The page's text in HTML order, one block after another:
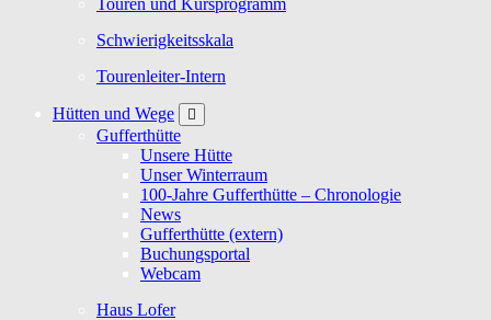
Touren und Kursprogramm
Schwierigkeitsskala
Tourenleiter-Intern
Hütten und Wege
Gufferthütte
Unsere Hütte
Unser Winterraum
100-Jahre Gufferthütte – Chronologie
News
Gufferthütte (extern)
Buchungsportal
Webcam
Haus Lofer